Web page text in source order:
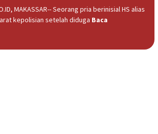
MAKASSAR-- Seorang pria berinisial HS alias
kepolisian setelah diduga Baca